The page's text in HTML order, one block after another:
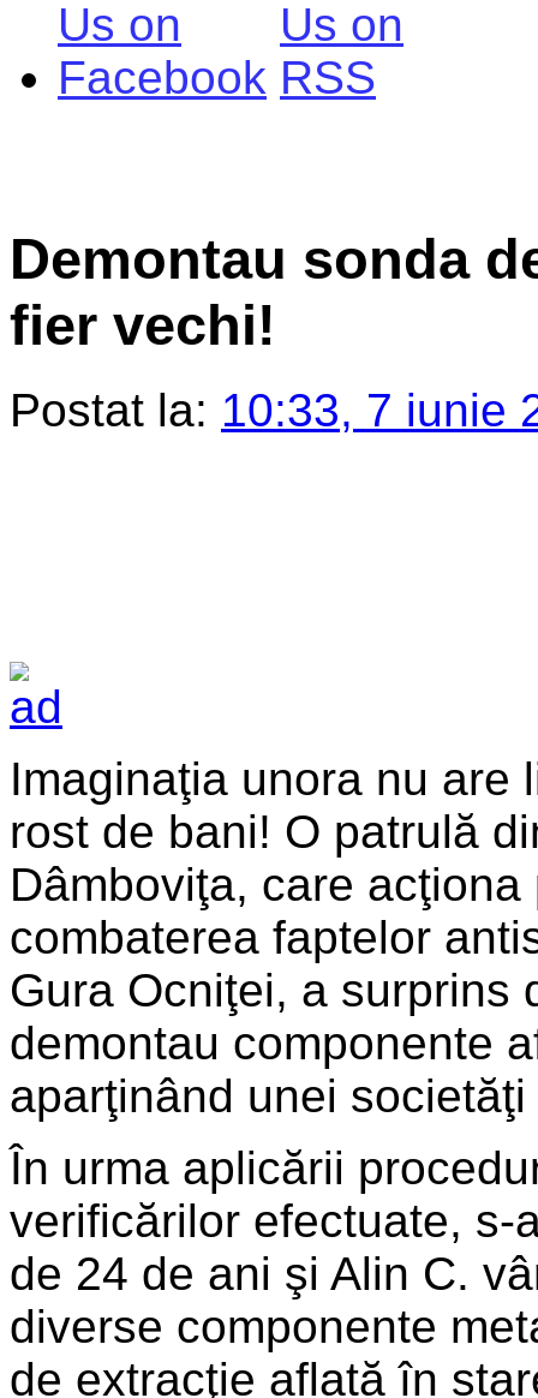
Demontau sonda
fier vechi!
Postat la: 10:33, 7 iunie
Imaginaţia unora nu are
rost de bani! O patrulă
Dâmboviţa, care
combaterea faptelor
Gura Ocniţei, a surprins
demontau componente
aparţinând unei
În urma aplicării
verificărilor efectuate,
de 24 de ani şi Alin C.
diverse componente
de extracţie aflată în